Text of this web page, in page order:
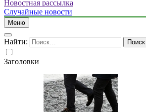
Новостная рассылка
Случайные новости
Меню
Найти:
Заголовки